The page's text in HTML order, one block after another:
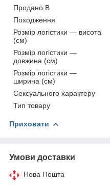
Продано В
Походження
Розмір логістики — висота
(см)
Розмір логістики —
довжина (см)
Розмір логістики —
ширина (см)
Сексуального характеру
Тип товару
Приховати
Умови доставки
Нова Пошта